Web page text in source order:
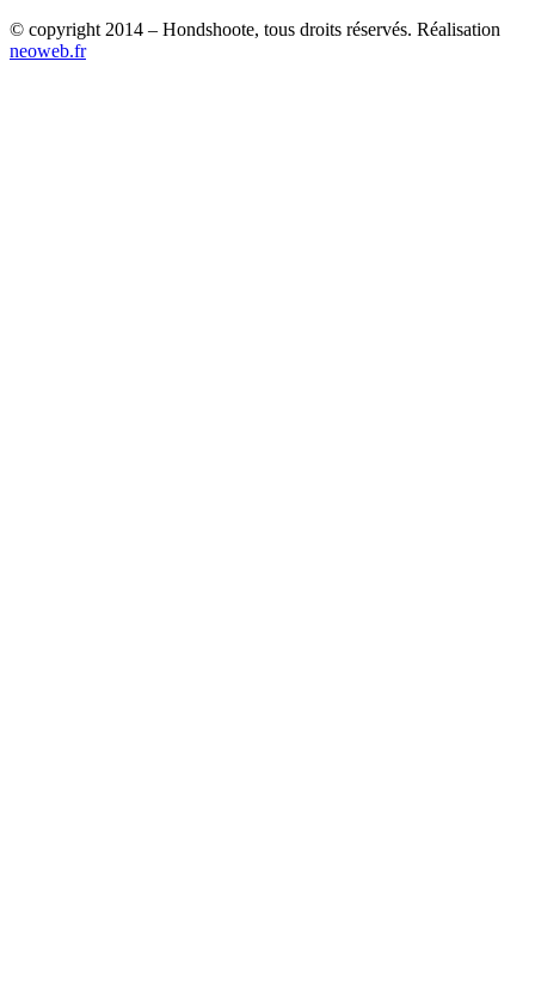
© copyright 2014 – Hondshoote, tous droits réservés. Réalisation
neoweb.fr